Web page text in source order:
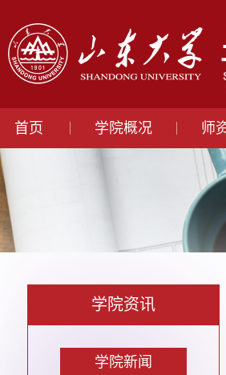
首页 学院概况 师
学院资讯
学院新闻